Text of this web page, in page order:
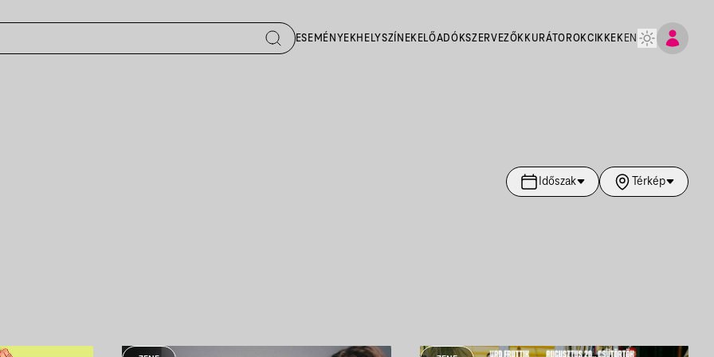
ESEMÉNYEKHELYSZÍNEK ELŐADÓKSZERVEZŐK KURÁTOROKCIKKEK EN
Időszak Térkép